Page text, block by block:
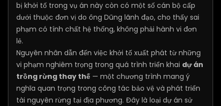
bị khởi tố trong vụ án này còn có một số cán bộ cấp
dưới thuộc đơn vị do ông Dũng lãnh đạo, cho thấy sai
phạm có tính chất hệ thống, không phải hành vi đơn
lẻ.
Nguyên nhân dẫn đến việc khởi tố xuất phát từ những
vi phạm nghiêm trọng trong quá trình triển khai dự án
trồng rừng thay thế — một chương trình mang ý
nghĩa quan trọng trong công tác bảo vệ và phát triển
tài nguyên rừng tại địa phương. Đây là loại dự án sử